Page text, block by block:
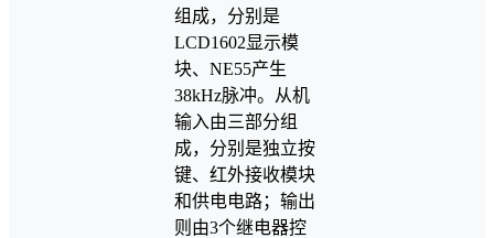
组成，分别是
LCD1602显示模
块、NE55产生
38kHz脉冲。从机
输入由三部分组
成，分别是独立按
键、红外接收模块
和供电电路；输出
则由3个继电器控